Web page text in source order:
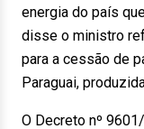
energia do país
disse o ministro
para a cessão de
Paraguai,
O Decreto nº